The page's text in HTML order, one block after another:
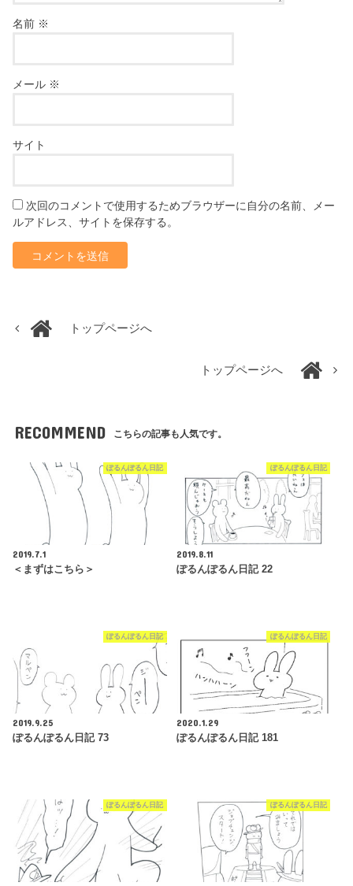
名前 ※
メール ※
サイト
次回のコメントで使用するためブラウザーに自分の名前、メー
ルアドレス、サイトを保存する。
トップページへ
トップページへ
RECOMMEND こちらの記事も人気です。
ぽるんぽるん日記
2019.7.1
＜まずはこちら＞
ぽるんぽるん日記
2019.8.11
ぽるんぽるん日記 22
ぽるんぽるん日記
2019.9.25
ぽるんぽるん日記 73
ぽるんぽるん日記
2020.1.29
ぽるんぽるん日記 181
ぽるんぽるん日記 ぽるんぽるん日記